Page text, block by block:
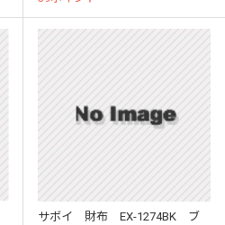
サボイ 財布 EX-1274BK ブ